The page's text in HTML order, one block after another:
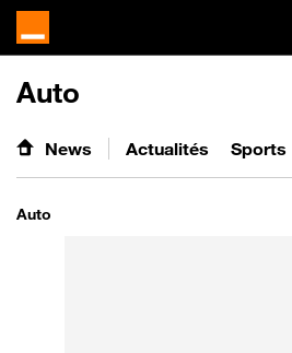
Auto
News Actualités Sports
Auto